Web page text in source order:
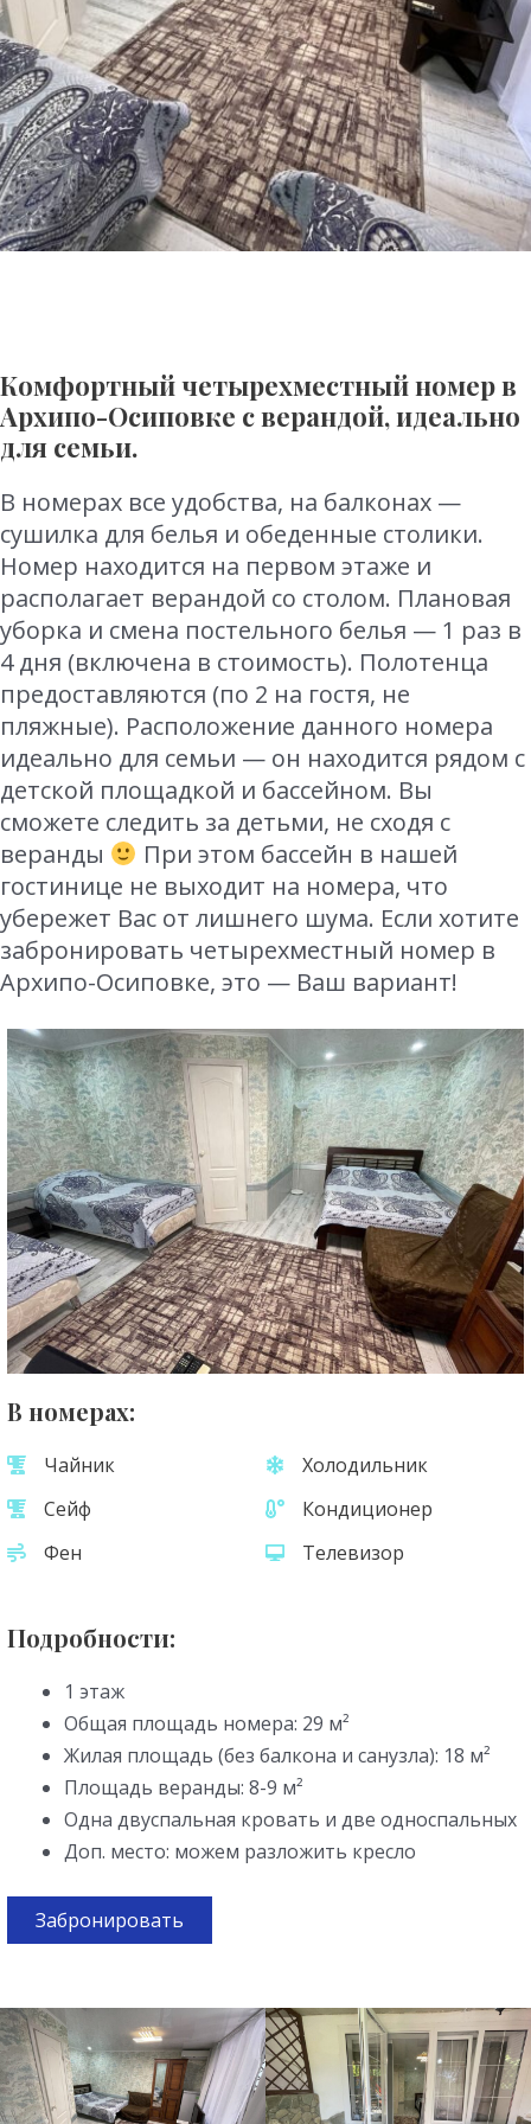
Комфортный четырехместный номер в
Архипо-Осиповке с верандой, идеально
для семьи.
В номерах все удобства, на балконах —
сушилка для белья и обеденные столики.
Номер находится на первом этаже и
располагает верандой со столом. Плановая
уборка и смена постельного белья — 1 раз в
4 дня (включена в стоимость). Полотенца
предоставляются (по 2 на гостя, не
пляжные). Расположение данного номера
идеально для семьи — он находится рядом с
детской площадкой и бассейном. Вы
сможете следить за детьми, не сходя с
веранды
При этом бассейн в нашей
гостинице не выходит на номера, что
убережет Вас от лишнего шума. Если хотите
забронировать четырехместный номер в
Архипо-Осиповке, это — Ваш вариант!
В номерах:
Чайник
Сейф
Фен
Холодильник
Кондиционер
Телевизор
Подробности:
1 этаж
Общая площадь номера: 29 м²
Жилая площадь (без балкона и санузла): 18 м²
Площадь веранды: 8-9 м²
Одна двуспальная кровать и две односпальных
Доп. место: можем разложить кресло
Забронировать